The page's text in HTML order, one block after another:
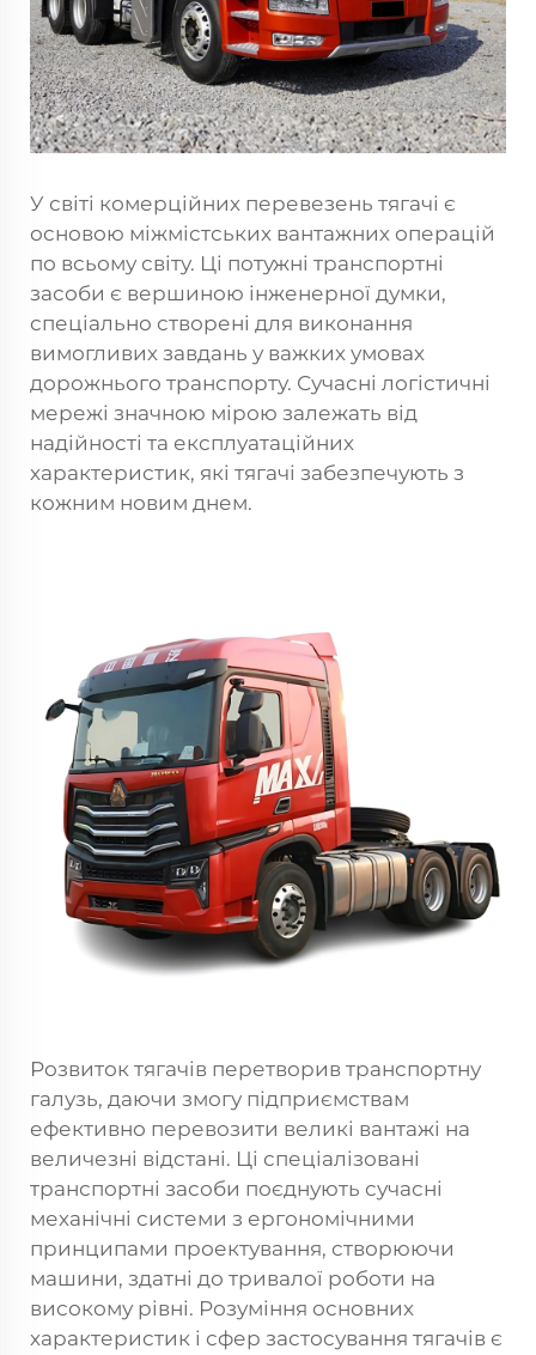
У світі комерційних перевезень тягачі є
основою міжмістських вантажних операцій
по всьому світу. Ці потужні транспортні
засоби є вершиною інженерної думки,
спеціально створені для виконання
вимогливих завдань у важких умовах
дорожнього транспорту. Сучасні логістичні
мережі значною мірою залежать від
надійності та експлуатаційних
характеристик, які тягачі забезпечують з
кожним новим днем.
Розвиток тягачів перетворив транспортну
галузь, даючи змогу підприємствам
ефективно перевозити великі вантажі на
величезні відстані. Ці спеціалізовані
транспортні засоби поєднують сучасні
механічні системи з ергономічними
принципами проектування, створюючи
машини, здатні до тривалої роботи на
високому рівні. Розуміння основних
характеристик і сфер застосування тягачів є